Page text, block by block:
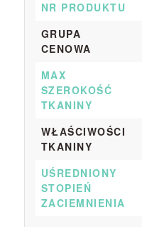
NR PRODUKTU
GRUPA
CENOWA
MAX
SZEROKOŚĆ
TKANINY
WŁAŚCIWOŚCI
TKANINY
UŚREDNIONY
STOPIEŃ
ZACIEMNIENIA